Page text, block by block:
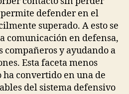
defender en el
superado. A esto se
comunicación en defensa,
compañeros y ayudando a
Esta faceta menos
convertido en una de
del sistema defensivo